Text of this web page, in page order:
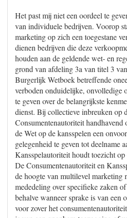
Het past mij niet een oordeel te
van individuele bedrijven. Voorop
marketing op zich een toegestane
dienen bedrijven die deze
houden aan de geldende wet- en
grond van afdeling 3a van titel 3
Burgerlijk Wetboek betreffende
verboden onduidelijke, onvolledige
te geven over de belangrijkste
dienst. Bij collectieve inbreuken op
Consumentenautoriteit
de Wet op de kansspelen een
gelegenheid te geven tot deelname
Kansspelautoriteit houdt toezicht
De Consumentenautoriteit en
de hoogte van multilevel marketing
mededeling over specifieke zaken
behalve wanneer sprake is van een
voor zover het